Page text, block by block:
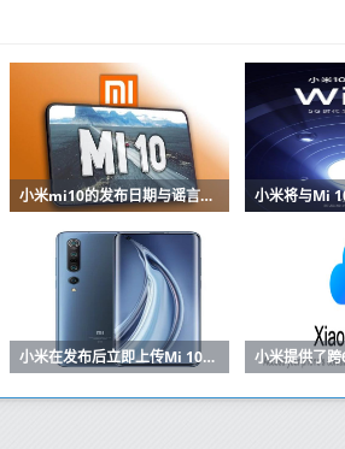
小米mi10的发布日期与谣言和规格
小米在发布后立即上传Mi 10的内核源